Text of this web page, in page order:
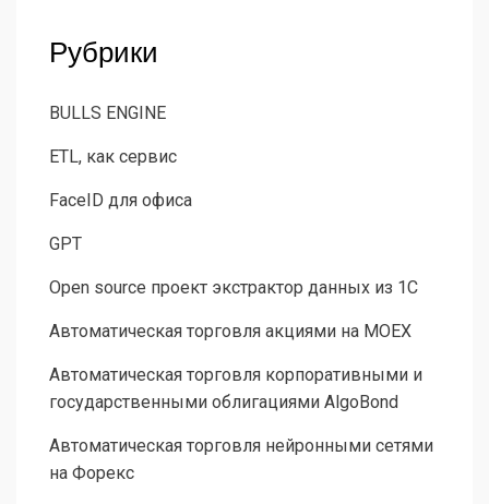
Рубрики
BULLS ENGINE
ETL, как сервис
FaceID для офиса
GPT
Open source проект экстрактор данных из 1С
Автоматическая торговля акциями на MOEX
Автоматическая торговля корпоративными и
государственными облигациями AlgoBond
Автоматическая торговля нейронными сетями
на Форекс